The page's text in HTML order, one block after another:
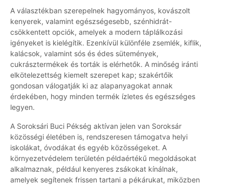
A választékban szerepelnek hagyományos, kovászolt
kenyerek, valamint egészségesebb, szénhidrát-
csökkentett opciók, amelyek a modern táplálkozási
igényeket is kielégítik. Ezenkívül különféle zsemlék, kiflik,
kalácsok, valamint sós és édes sütemények,
cukrásztermékek és torták is elérhetők. A minőség iránti
elkötelezettség kiemelt szerepet kap; szakértőik
gondosan válogatják ki az alapanyagokat annak
érdekében, hogy minden termék ízletes és egészséges
legyen.
A Soroksári Buci Pékség aktívan jelen van Soroksár
közösségi életében is, rendszeresen támogatva helyi
iskolákat, óvodákat és egyéb közösségeket. A
környezetvédelem területén példaértékű megoldásokat
alkalmaznak, például kenyeres zsákokat kínálnak,
amelyek segítenek frissen tartani a pékárukat, miközben